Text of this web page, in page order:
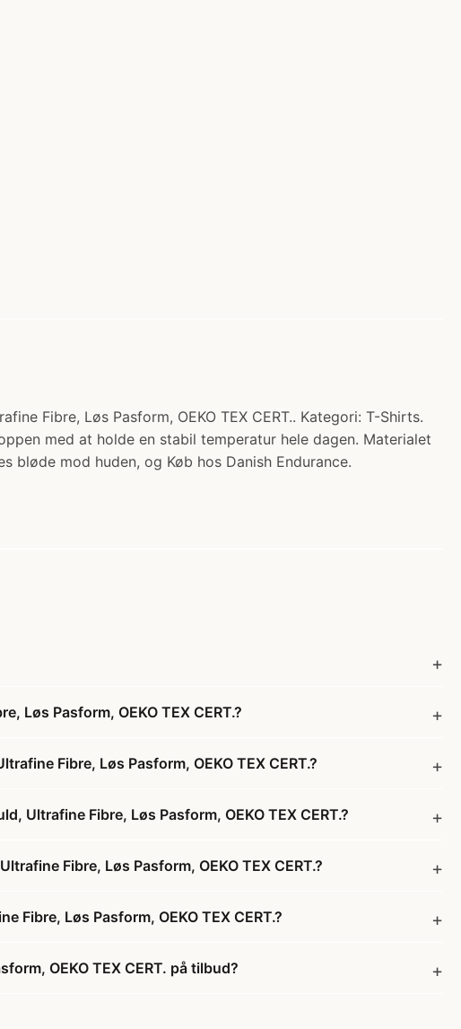
Fibre, Løs Pasform, OEKO TEX CERT.. Kategori: T-Shirts.
med at holde en stabil temperatur hele dagen. Materialet
mod huden, og Køb hos Danish Endurance.
Løs Pasform, OEKO TEX CERT.?
Fibre, Løs Pasform, OEKO TEX CERT.?
Ultrafine Fibre, Løs Pasform, OEKO TEX CERT.?
Fibre, Løs Pasform, OEKO TEX CERT.?
Fibre, Løs Pasform, OEKO TEX CERT.?
OEKO TEX CERT. på tilbud?